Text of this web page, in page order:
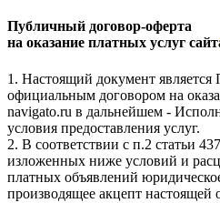
Публичный договор-оферта
на оказание платных услуг
1. Настоящий документ
официальным договором на
navigato.ru в дальнейшем -
условия предоставления услуг.
2. В соответствии с п.2 статьи
изложенных ниже условий и
платных объявлений
производящее акцепт настоящей